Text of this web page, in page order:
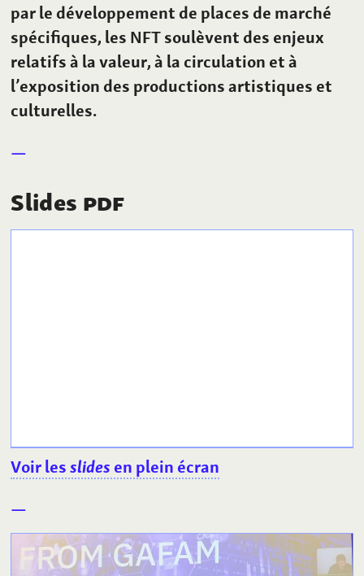
par le développement de places de marché
spécifiques, les NFT soulèvent des enjeux
relatifs à la valeur, à la circulation et à
l’exposition des productions artistiques et
culturelles.
Slides PDF
Voir lesslides en plein écran